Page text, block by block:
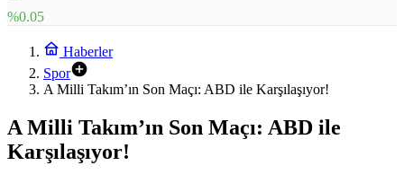
%0.05
Haberler
Spor
A Milli Takım’ın Son Maçı: ABD ile Karşılaşıyor!
A Milli Takım’ın Son Maçı: ABD ile
Karşılaşıyor!